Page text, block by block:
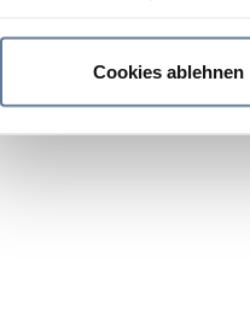
Cookies ablehnen